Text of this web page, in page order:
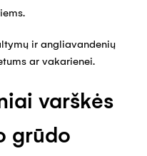
ir angliavandenių
ar vakarienei.
varškės
grūdo